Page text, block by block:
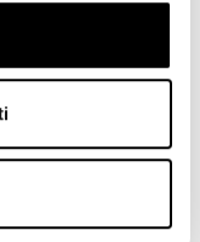
DATI VERSO PAESI
terzi al di fuori
confronta la
in base al